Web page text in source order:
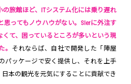
の旅館ほど、ITシステム化には乗り遅れ
思ってもノウハウがない。SIerに外注す
て、困っているところが多いという現
。 それならば、自社で開発した「陣屋
パッケージで安く提供し、それを上手
本の観光を元気にすることに貢献でき